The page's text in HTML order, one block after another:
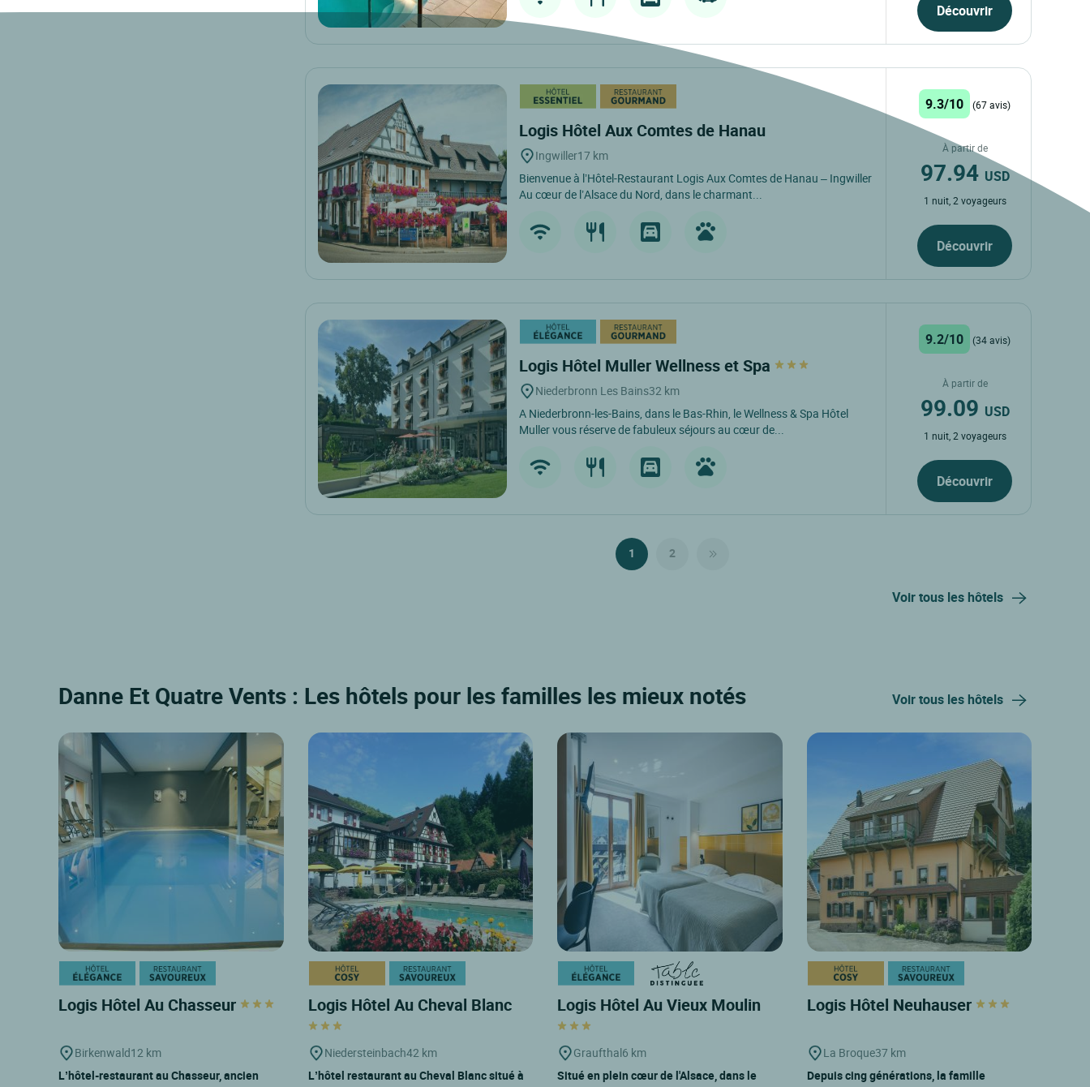
Découvrir
Logis Hôtel Aux Comtes de Hanau
Ingwiller17 km
Bienvenue à l’Hôtel-Restaurant Logis Aux Comtes de Hanau – Ingwiller
Au cœur de l’Alsace du Nord, dans le charmant...
9.3/10 (67 avis)
À partir de
97.94 USD
1 nuit, 2 voyageurs
Découvrir
Logis Hôtel Muller Wellness et Spa
Niederbronn Les Bains32 km
A Niederbronn-les-Bains, dans le Bas-Rhin, le Wellness & Spa Hôtel
Muller vous réserve de fabuleux séjours au cœur de...
9.2/10 (34 avis)
À partir de
99.09 USD
1 nuit, 2 voyageurs
Découvrir
1 2
Voir tous les hôtels
Danne Et Quatre Vents : Les hôtels pour les familles les mieux notés Voir tous les hôtels
Logis Hôtel Au Chasseur
Birkenwald12 km
L’hôtel-restaurant au Chasseur, ancien
Logis Hôtel Au Cheval Blanc
Niedersteinbach42 km
L’hôtel restaurant au Cheval Blanc situé à
Logis Hôtel Au Vieux Moulin
Graufthal6 km
Situé en plein cœur de l'Alsace, dans le
Logis Hôtel Neuhauser
La Broque37 km
Depuis cing générations, la famille